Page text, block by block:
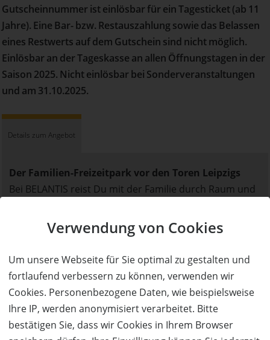
Verwendung von Cookies
Um unsere Webseite für Sie optimal zu gestalten und
fortlaufend verbessern zu können, verwenden wir
Cookies. Personenbezogene Daten, wie beispielsweise
Ihre IP, werden anonymisiert verarbeitet. Bitte
bestätigen Sie, dass wir Cookies in Ihrem Browser
Gutscheinnummer ist einlösbar für ein Tagesticket (ab 11
Jahre). Eine Bar- bzw. Restauszahlung sowie das Belassen
eines Restwerts auf dem Gutschein sind nicht möglich.
Einlösbar an der Tageskasse an allen Öffnungstagen in der
Saison 2025. Nicht einlösbar bei Sonderveranstaltungen
und am 31.10.2025.
Details zum Angebot
Der Familien-Freizeitpark vor den Toren Leipzigs
Bei BELANTIS reist Du mit der Familie durch Raum und
Piraten, griechischen Götter und Pharaonen. In den
acht fantastischen Themenwelten des
„AbenteuerReichs“ sorgen dutzende Attraktionen,
darunter verschiedene Achterbahnen, eine
Wildwasserbahn, mehrere weitere Fahrgeschäfte und
fantasievolle Spielplätze für unentwegten Spaß! Hier ist
für Groß und Klein etwas dabei.
Zudem sorgt eine bunte Mischung liebevoll gestalteter